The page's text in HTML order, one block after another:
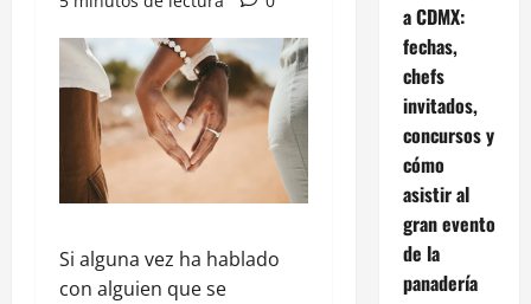
Si alguna vez ha hablado
con alguien que se
a CDMX:
fechas,
chefs
invitados,
concursos y
cómo
asistir al
gran evento
de la
panadería